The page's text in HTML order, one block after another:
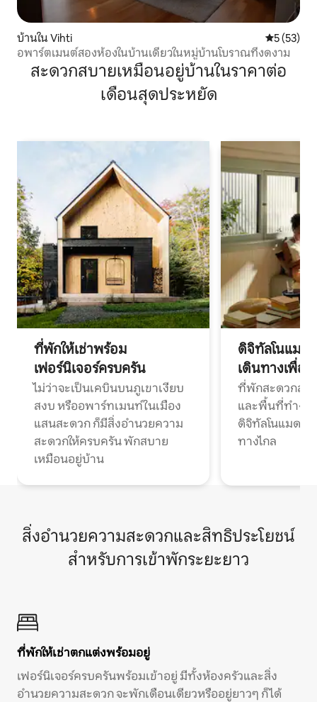
บ้านใน Vihti คะแนนเฉลี่
5 (53)
อพาร์ตเมนต์สองห้องในบ้านเดี่ยวในหมู่บ้านโบราณที่งดงาม
สะดวกสบายเหมือนอยู่บ้านในราคาต่อ
เดือนสุดประหยัด
ที่พักให้เช่าพร้อม
เฟอร์นิเจอร์ครบครัน
ไม่ว่าจะเป็นเคบินบนภูเขาเงียบ
สงบ หรืออพาร์ทเมนท์ในเมือง
แสนสะดวก ก็มีสิ่งอำนวยความ
สะดวกให้ครบครัน พักสบาย
เหมือนอยู่บ้าน
ดิจิทัลโนแมด
เดินทางเพื่อ
ที่พักสะดวกสบ
และพื้นที่ทำงา
ดิจิทัลโนแมดแ
ทางไกล
สิ่งอำนวยความสะดวกและสิทธิประโยชน์
สำหรับการเข้าพักระยะยาว
ที่พักให้เช่าตกแต่งพร้อมอยู่
เฟอร์นิเจอร์ครบครันพร้อมเข้าอยู่ มีทั้งห้องครัวและสิ่ง
อำนวยความสะดวก จะพักเดือนเดียวหรืออยู่ยาวๆ ก็ได้